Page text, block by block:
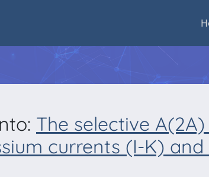
The selective
currents (I-K)